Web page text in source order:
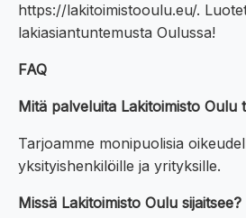
https://lakitoimistooulu.eu/.
lakiasiantuntemusta Oulussa!
FAQ
Mitä palveluita Lakitoimisto Oulu
Tarjoamme monipuolisia
yksityishenkilöille ja yrityksille.
Missä Lakitoimisto Oulu sijaitsee?